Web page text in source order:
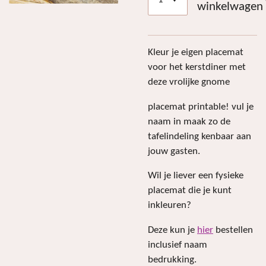
winkelwagen
Kleur je eigen placemat
voor het kerstdiner met
deze vrolijke gnome
placemat printable! vul je
naam in maak zo de
tafelindeling kenbaar aan
jouw gasten.
Wil je liever een fysieke
placemat die je kunt
inkleuren?
Deze kun je hier bestellen
inclusief naam
bedrukking.